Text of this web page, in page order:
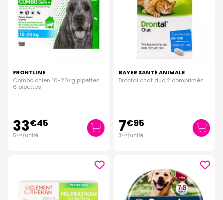
FRONTLINE
Combo chien 10-20kg pipettes
6 pipettes
33€45
5€58/unité
BAYER SANTÉ ANIMALE
Drontal chat duo 2 comprimés
7€95
3€98/unité